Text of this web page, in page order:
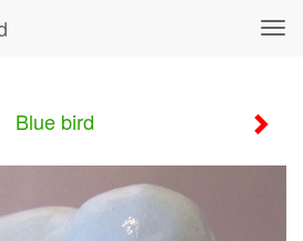
Blue bird